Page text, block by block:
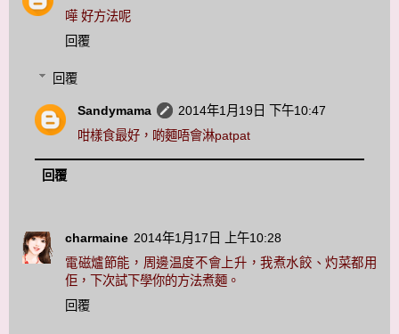
嘩 好方法呢
回覆
回覆
Sandymama
2014年1月19日 下午10:47
咁樣食最好，啲麵唔會淋patpat
回覆
charmaine 2014年1月17日 上午10:28
電磁爐節能，周邊温度不會上升，我煮水餃、灼菜都用
佢，下次試下學你的方法煮麵。
回覆